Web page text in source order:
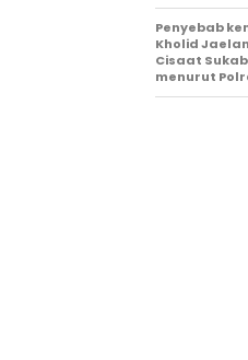
Penyebab
Kholid
Cisaat
menurut